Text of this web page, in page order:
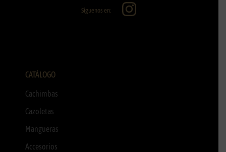
Síguenos en:
CATÁLOGO
Cachimbas
Cazoletas
Mangueras
Accesorios